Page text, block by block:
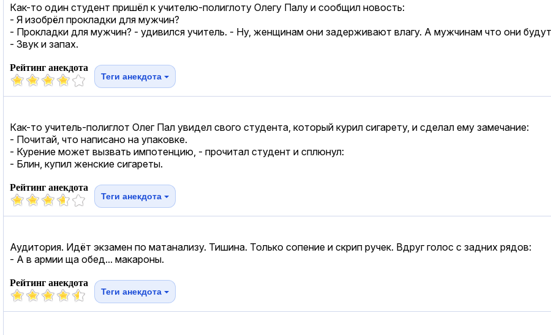
Как-то один студент пришёл к учителю-полиглоту Олегу Палу и сообщил новость:
- Я изобрёл прокладки для мужчин?
- Прокладки для мужчин? - удивился учитель. - Ну, женщинам они задерживают влагу. А мужчинам что они
- Звук и запах.
Рейтинг анекдота
Теги анекдота
Как-то учитель-полиглот Олег Пал увидел свого студента, который курил сигарету, и сделал ему замечание:
- Почитай, что написано на упаковке.
- Курение может вызвать импотенцию, - прочитал студент и сплюнул:
- Блин, купил женские сигареты.
Рейтинг анекдота
Теги анекдота
Аудитория. Идёт экзамен по матанализу. Тишина. Только сопение и скрип ручек. Вдруг голос с задних рядов:
- А в армии ща обед... макароны.
Рейтинг анекдота
Теги анекдота